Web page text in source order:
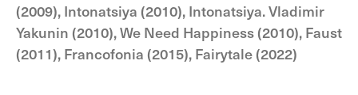
(2009), Intonatsiya (2010), Intonatsiya. Vladimir
Yakunin (2010), We Need Happiness (2010), Faust
(2011), Francofonia (2015), Fairytale (2022)